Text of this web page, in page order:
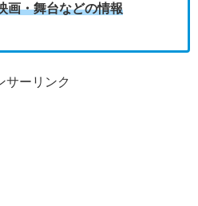
画・舞台などの情報
サーリンク